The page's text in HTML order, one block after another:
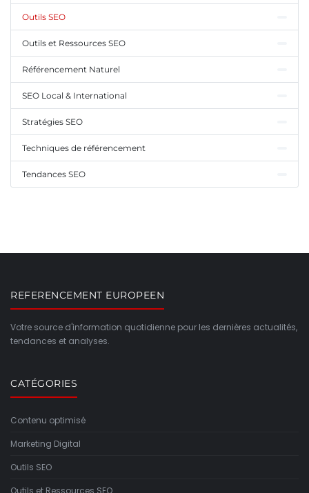
Outils SEO
Outils et Ressources SEO
Référencement Naturel
SEO Local & International
Stratégies SEO
Techniques de référencement
Tendances SEO
REFERENCEMENT EUROPEEN
Votre source d'information quotidienne pour les dernières actualités,
tendances et analyses.
CATÉGORIES
Contenu optimisé
Marketing Digital
Outils SEO
Outils et Ressources SEO